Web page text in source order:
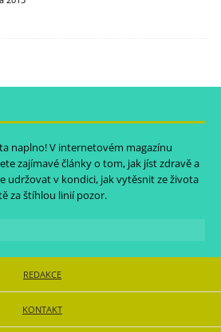
naplno! V internetovém magazínu
zajímavé články o tom, jak jíst zdravě a
udržovat v kondici, jak vytěsnit ze života
za štíhlou linií pozor.
REDAKCE
KONTAKT